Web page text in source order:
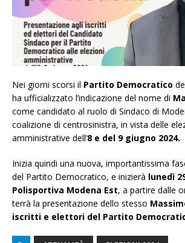
Nei giorni scorsi il Partito Democratico
ha ufficializzato l’indicazione del nome di
come candidato al ruolo di Sindaco di
coalizione di centrosinistra, in vista delle
amministrative dell’8 e del 9 giugno 2024.
Inizia quindi una nuova, importantissima
del Partito Democratico, e inizierà lunedì
Polisportiva Modena Est, a partire dalle
terrà la presentazione dello stesso
iscritti e elettori del Partito